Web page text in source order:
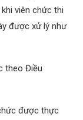
viên chức thi
được xử lý như
theo Điều
được thực